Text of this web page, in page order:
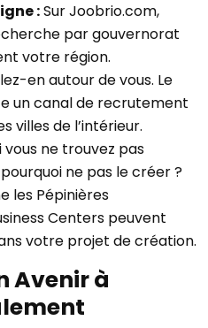
:Sur Joobrio.com,
par gouvernorat
votre région.
en autour de vous. Le
un canal de recrutement
villes de l’intérieur.
vous ne trouvez pas
ne pas le créer ?
les Pépinières
Centers peuvent
votre projet de création.
Avenir à